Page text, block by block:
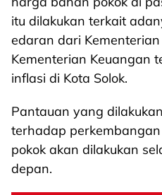
itu dilakukan terkait
edaran dari
Kementerian Keuangan
inflasi di Kota Solok.
Pantauan yang
terhadap
pokok akan dilakukan
depan.